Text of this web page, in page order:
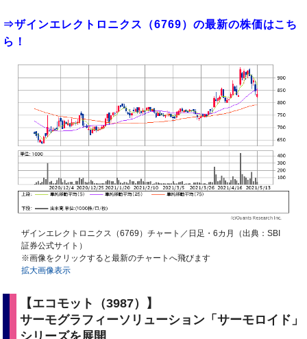
⇒ザインエレクトロニクス（6769）の最新の株価はこち
ら！
ザインエレクトロニクス（6769）チャート／日足・6カ月（出典：SBI
証券公式サイト）
※画像をクリックすると最新のチャートへ飛びます
拡大画像表示
【エコモット（3987）】
サーモグラフィーソリューション「サーモロイド」